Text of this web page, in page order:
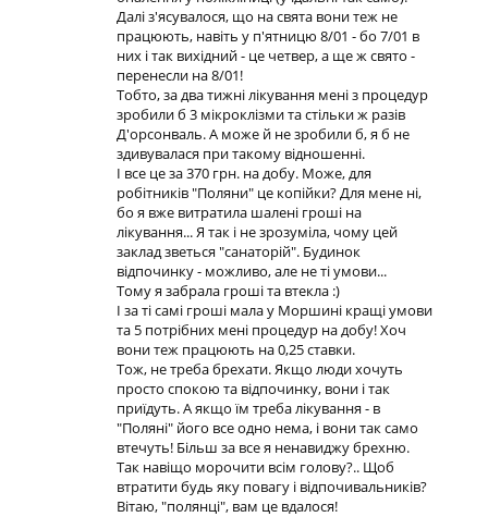
Далi з'ясувалося, що на свята вони теж не
працюють, навiть у п'ятницю 8/01 - бо 7/01 в
них i так вихiдний - це четвер, а ще ж свято -
перенесли на 8/01!
Тобто, за два тижнi лiкування менi з процедур
зробили б 3 мiкроклiзми та стiльки ж разiв
Д'орсонваль. А може й не зробили б, я б не
здивувалася при такому вiдношеннi.
I все це за 370 грн. на добу. Може, для
робiтникiв "Поляни" це копiйки? Для мене нi,
бо я вже витратила шаленi грошi на
лiкування... Я так i не зрозумiла, чому цей
заклад зветься "санаторiй". Будинок
вiдпочинку - можливо, але не тi умови...
Тому я забрала грошi та втекла :)
I за тi самi грошi мала у Моршинi кращi умови
та 5 потрiбних менi процедур на добу! Хоч
вони теж працюють на 0,25 ставки.
Тож, не треба брехати. Якщо люди хочуть
просто спокою та вiдпочинку, вони i так
приїдуть. А якщо їм треба лiкування - в
"Полянi" його все одно нема, i вони так само
втечуть! Бiльш за все я ненавиджу брехню.
Так навiщо морочити всiм голову?.. Щоб
втратити будь яку повагу i вiдпочивальникiв?
Вiтаю, "полянцi", вам це вдалося!